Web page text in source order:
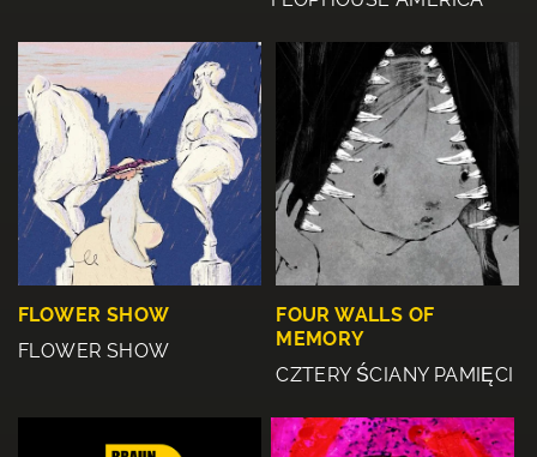
FLOWER SHOW
FLOWER SHOW
FOUR WALLS OF
MEMORY
CZTERY ŚCIANY PAMIĘCI